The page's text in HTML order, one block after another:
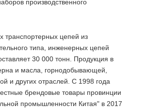
производственного
транспортерных цепей из
типа, инженерных цепей
30 000 тонн. Продукция в
и масла, горнодобывающей,
и других отраслей. С 1998 года
брендовые товары провинции
промышленности Китая" в 2017